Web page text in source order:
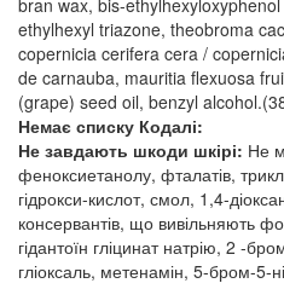
bran wax, bis-
ethylhexyl triazone, theobroma
copernicia cerifera cera /
de carnauba, mauritia flexuosa
(grape) seed oil, benzyl
Немає списку Кодалі:
Не завдають шкоди шкірі: Не
феноксиетанолу, фталатів,
гідрокси-кислот, смол, 1,4-
консервантів, що вивільняють
гідантоїн гліцинат натрію, 2 -
гліоксаль, метенамін, 5-бром-5-